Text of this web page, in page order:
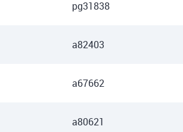
pg31838
a82403
a67662
a80621